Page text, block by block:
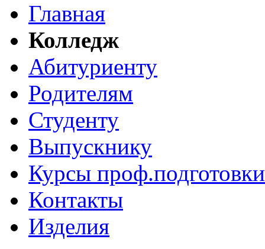
Главная
Колледж
Абитуриенту
Родителям
Студенту
Выпускнику
Курсы проф.подготовки
Контакты
Изделия